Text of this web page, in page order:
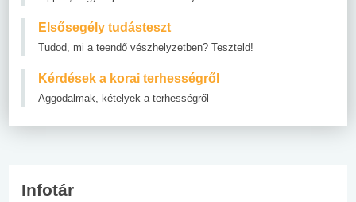
Elsősegély tudásteszt
Tudod, mi a teendő vészhelyzetben? Teszteld!
Kérdések a korai terhességről
Aggodalmak, kételyek a terhességről
Infotár